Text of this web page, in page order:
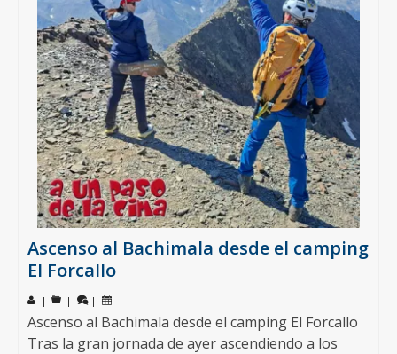
Ascenso al Bachimala desde el camping
El Forcallo
| | |
Ascenso al Bachimala desde el camping El Forcallo
Tras la gran jornada de ayer ascendiendo a los